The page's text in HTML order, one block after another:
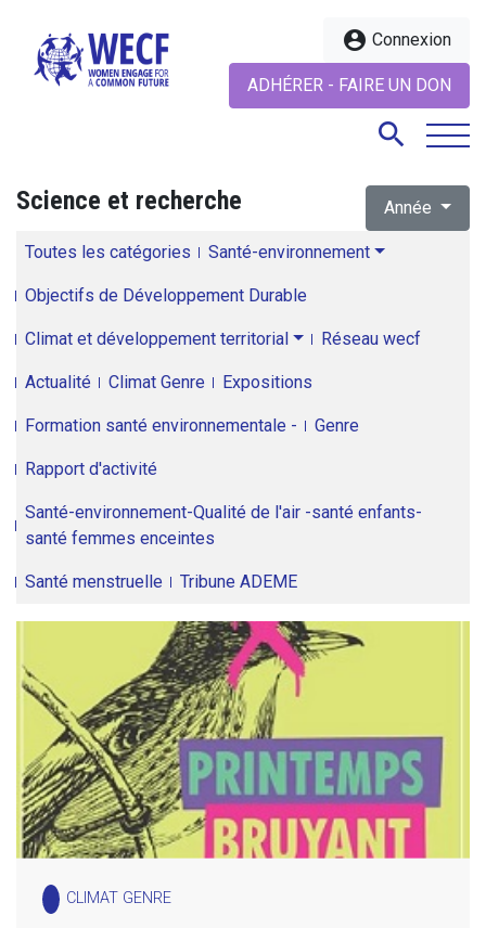
account_circle Connexion
ADHÉRER - FAIRE UN DON
search
Science et recherche Année
Toutes les catégories Santé-environnement
Objectifs de Développement Durable
Climat et développement territorial Réseau wecf
Actualité Climat Genre Expositions
Formation santé environnementale - Genre
Rapport d'activité
Santé-environnement-Qualité de l'air -santé enfants-
santé femmes enceintes
Santé menstruelle Tribune ADEME
CLIMAT GENRE